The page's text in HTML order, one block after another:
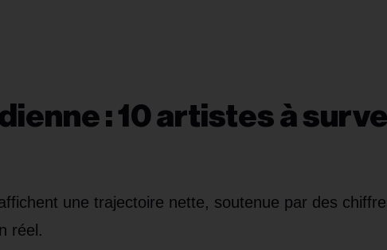
: 10 artistes à
une trajectoire nette, soutenue par des
réel.